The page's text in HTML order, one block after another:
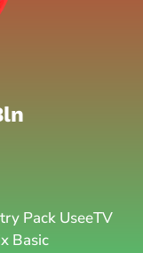
Pack UseeTV
Basic